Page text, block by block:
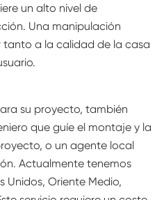
un alto nivel de
Una manipulación
a la calidad de la casa
su proyecto, también
que guíe el montaje y la
o un agente local
Actualmente tenemos
Unidos, Oriente Medio,